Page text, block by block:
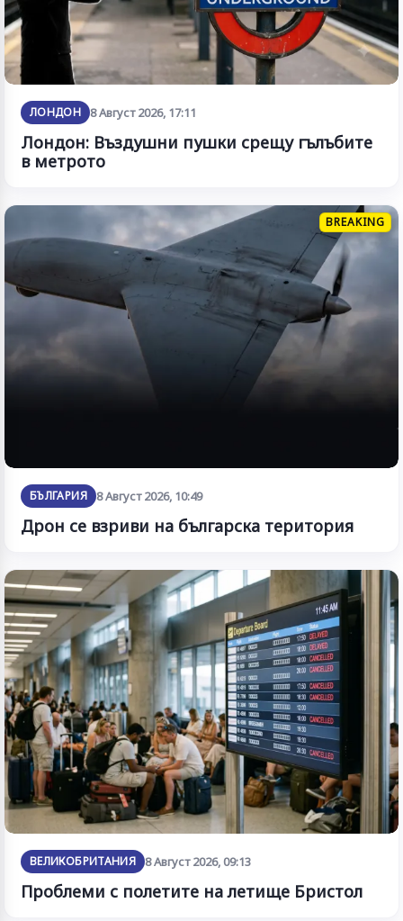
ЛОНДОН 8 Август 2026, 17:11
Лондон: Въздушни пушки срещу гълъбите
в метрото
BREAKING
БЪЛГАРИЯ 8 Август 2026, 10:49
Дрон се взриви на българска територия
ВЕЛИКОБРИТАНИЯ 8 Август 2026, 09:13
Проблеми с полетите на летище Бристол